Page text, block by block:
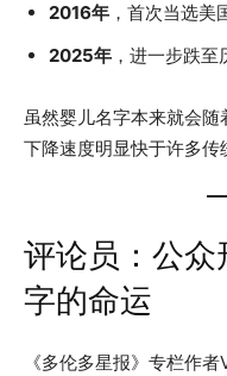
2016年 ，首次当选美
2025年 ，进一步跌至
虽然婴儿名字本来就会
下降速度明显快于许多传
评论员：公众
字的命运
《多伦多星报》专栏作